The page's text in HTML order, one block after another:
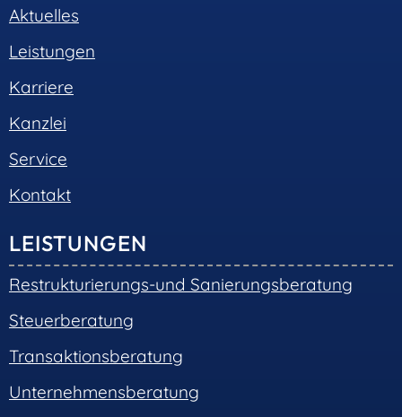
Aktuelles
Leistungen
Karriere
Kanzlei
Service
Kontakt
LEISTUNGEN
Restrukturierungs-und Sanierungsberatung
Steuerberatung
Transaktionsberatung
Unternehmensberatung